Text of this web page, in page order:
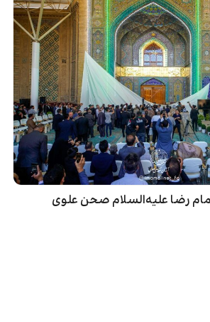
امام رضا علیه‌السلام صحن علوی